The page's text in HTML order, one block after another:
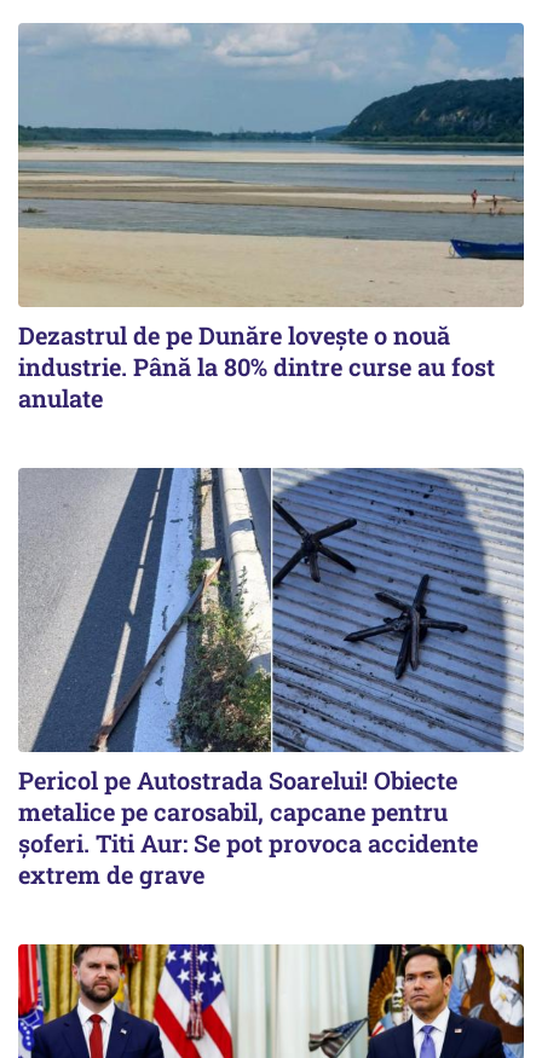
Dezastrul de pe Dunăre lovește o nouă
industrie. Până la 80% dintre curse au fost
anulate
Pericol pe Autostrada Soarelui! Obiecte
metalice pe carosabil, capcane pentru
șoferi. Titi Aur: Se pot provoca accidente
extrem de grave